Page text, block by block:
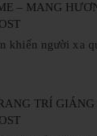
– MANG
khiến người xa
TRÍ